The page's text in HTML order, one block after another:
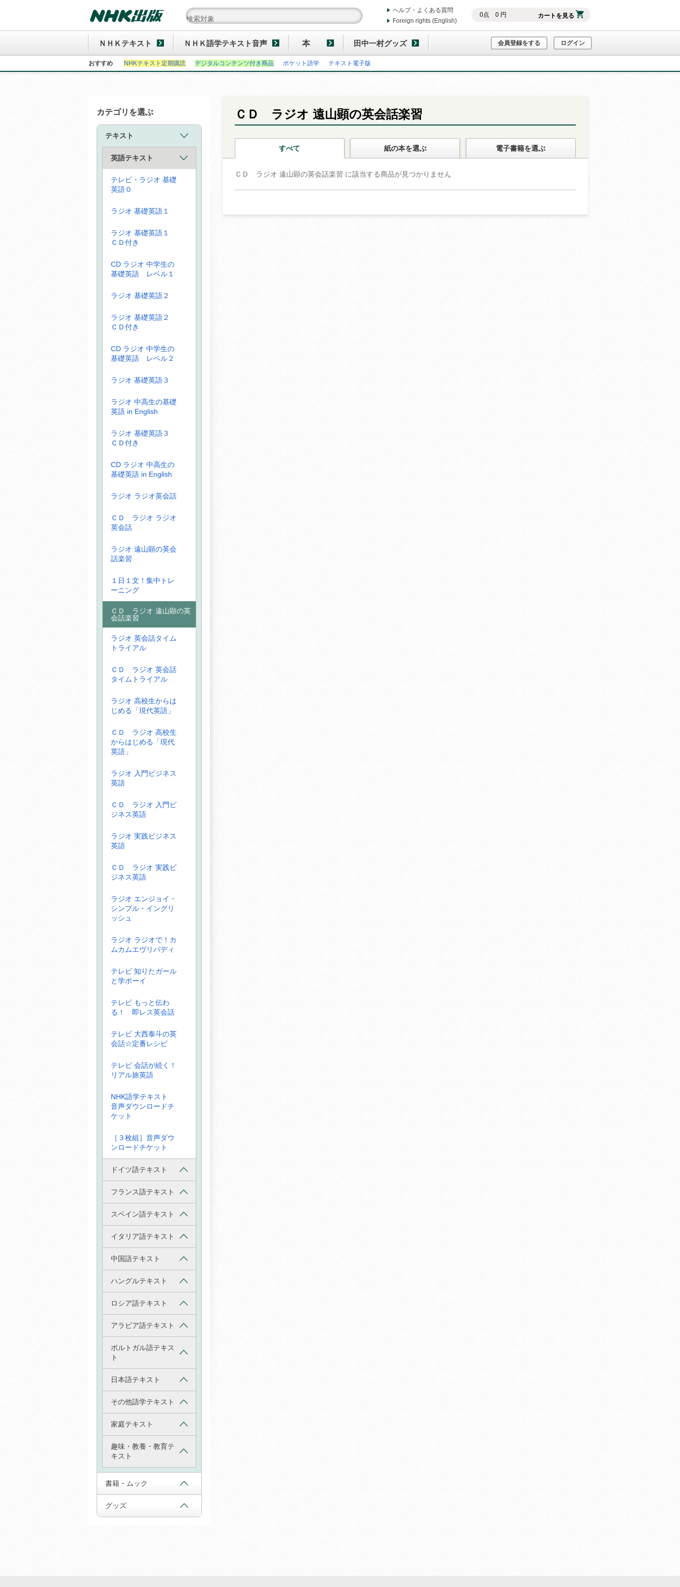
0点 0円 カートを見る
ヘルプ・よくある質問
Foreign rights (English)
ＮＨＫテキスト ＮＨＫ語学テキスト音声 本 田中一村グッズ 会員登録をする ログイン
おすすめ NHKテキスト定期購読 デジタルコンテンツ付き商品 ポケット語学 テキスト電子版
ＣＤ ラジオ 遠山顕の英会話楽習
すべて 紙の本を選ぶ 電子書籍を選ぶ
ＣＤ ラジオ 遠山顕の英会話楽習 に該当する商品が見つかりません
カテゴリを選ぶ
テキスト
英語テキスト
テレビ・ラジオ 基礎
英語０
ラジオ 基礎英語１
ラジオ 基礎英語１
ＣＤ付き
CD ラジオ 中学生の
基礎英語 レベル１
ラジオ 基礎英語２
ラジオ 基礎英語２
ＣＤ付き
CD ラジオ 中学生の
基礎英語 レベル２
ラジオ 基礎英語３
ラジオ 中高生の基礎
英語 in English
ラジオ 基礎英語３
ＣＤ付き
CD ラジオ 中高生の
基礎英語 in English
ラジオ ラジオ英会話
ＣＤ ラジオ ラジオ
英会話
ラジオ 遠山顕の英会
話楽習
１日１文！集中トレ
ーニング
ＣＤ ラジオ 遠山顕の英
会話楽習
ラジオ 英会話タイム
トライアル
ＣＤ ラジオ 英会話
タイムトライアル
ラジオ 高校生からは
じめる「現代英語」
ＣＤ ラジオ 高校生
からはじめる「現代
英語」
ラジオ 入門ビジネス
英語
ＣＤ ラジオ 入門ビ
ジネス英語
ラジオ 実践ビジネス
英語
ＣＤ ラジオ 実践ビ
ジネス英語
ラジオ エンジョイ・
シンプル・イングリ
ッシュ
ラジオ ラジオで！カ
ムカムエヴリバディ
テレビ 知りたガール
と学ボーイ
テレビ もっと伝わ
る！ 即レス英会話
テレビ 大西泰斗の英
会話☆定番レシピ
テレビ 会話が続く！
リアル旅英語
NHK語学テキスト
音声ダウンロードチ
ケット
［３枚組］音声ダウ
ンロードチケット
ドイツ語テキスト
フランス語テキスト
スペイン語テキスト
イタリア語テキスト
中国語テキスト
ハングルテキスト
ロシア語テキスト
アラビア語テキスト
ポルトガル語テキス
ト
日本語テキスト
その他語学テキスト
家庭テキスト
趣味・教養・教育テ
キスト
書籍・ムック
グッズ